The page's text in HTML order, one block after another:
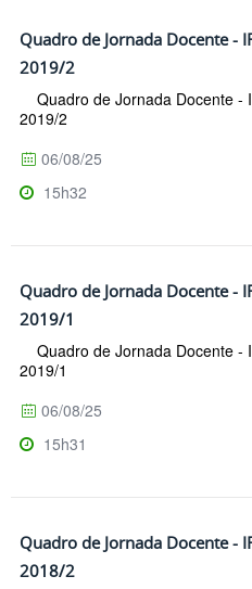
Quadro de Jornada Docente -
2019/2
Quadro de Jornada Docente -
2019/2
06/08/25
15h32
Quadro de Jornada Docente -
2019/1
Quadro de Jornada Docente -
2019/1
06/08/25
15h31
Quadro de Jornada Docente -
2018/2